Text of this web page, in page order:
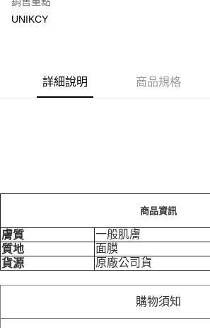
Google Pay
7-11取貨付款［需3-5個工作天不含預購商品］
每筆NT$70，滿NT$499(含以上)免運費
UNIKCY
詳細說明 商品規格
商品資訊
膚質
一般肌膚
質地
面膜
貨源
原廠公司貨
購物須知